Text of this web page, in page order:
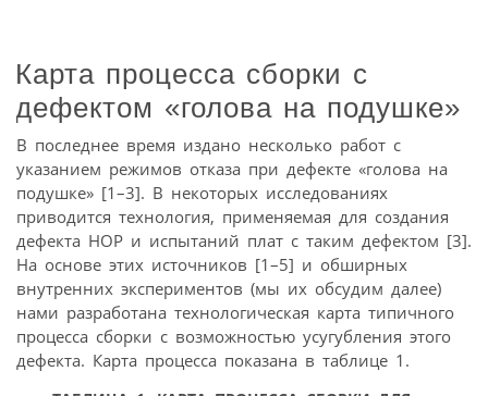
Карта процесса сборки с
дефектом «голова на подушке»
В последнее время издано несколько работ с
указанием режимов отказа при дефекте «голова на
подушке» [1–3]. В некоторых исследованиях
приводится технология, применяемая для создания
дефекта HOP и испытаний плат с таким дефектом [3].
На основе этих источников [1–5] и обширных
внутренних экспериментов (мы их обсудим далее)
нами разработана технологическая карта типичного
процесса сборки с возможностью усугубления этого
дефекта. Карта процесса показана в таблице 1.